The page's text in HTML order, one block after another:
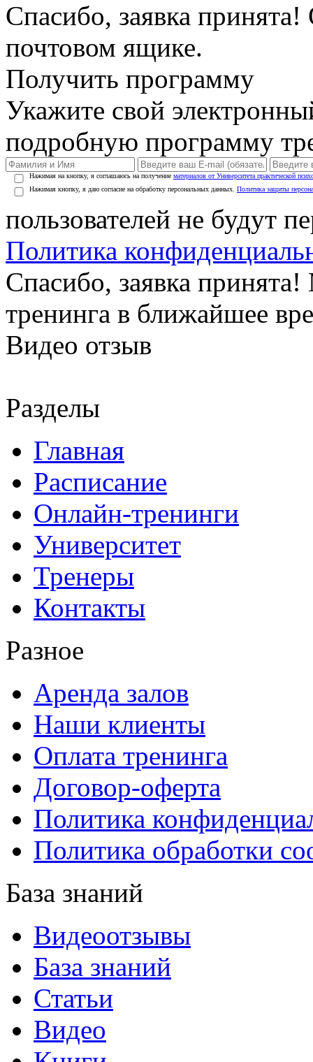
Спасибо, заявка
почтовом ящике.
Получить программу
Укажите свой
подробную программу
Нажимая на кнопку, я соглашаюсь на получение материалов от Университета практической
Нажимая кнопку, я даю согласие на обработку персональных данных. Политика защиты
пользователей не будут
Политика
Спасибо, заявка
тренинга в ближайшее
Видео отзыв
Разделы
Главная
Расписание
Онлайн-тренинги
Университет
Тренеры
Контакты
Разное
Аренда залов
Наши клиенты
Оплата тренинга
Договор-оферта
Политика
Политика обработки
База знаний
Видеоотзывы
База знаний
Статьи
Видео